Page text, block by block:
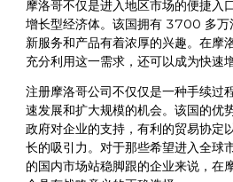
摩洛哥不仅是进入地区市场的便捷入
增长型经济体。该国拥有 3700 多万
新服务和产品有着浓厚的兴趣。在摩
充分利用这一需求，还可以成为快速
注册摩洛哥公司不仅仅是一种手续过
速发展和扩大规模的机会。该国的优
政府对企业的支持，有利的贸易协定
长的吸引力。对于那些希望进入全球
的国内市场站稳脚跟的企业来说，在